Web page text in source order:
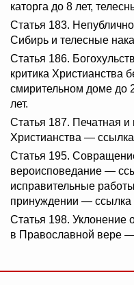
каторга до 8 лет,
Статья 183.
Сибирь и телесные
Статья 186.
критика Христианства
смирительном доме до
лет.
Статья 187. Печатная и
Христианства —
Статья 195.
вероисповедание —
исправительные
принуждении — ссылка
Статья 198. Уклонение
в Православной вере —